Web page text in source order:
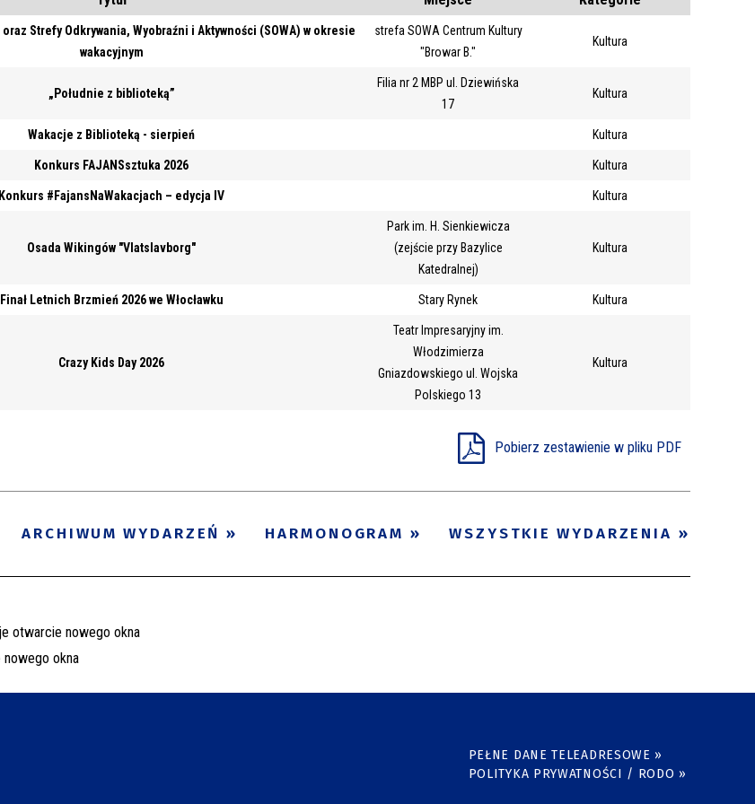
Trwające w
Miejsce
Organizator
Strefy Odkrywania, Wyobraźni i Aktywności (SOWA) w okresie
wakacyjnym
strefa SOWA Centrum Kultury
"Browar B."
Kultura
„Południe z biblioteką”
Filia nr 2 MBP ul. Dziewińska
17
Kultura
Wakacje z Biblioteką - sierpień Kultura
Konkurs FAJANSsztuka 2026 Kultura
Konkurs #FajansNaWakacjach – edycja IV Kultura
Osada Wikingów "Vlatslavborg"
Park im. H. Sienkiewicza
(zejście przy Bazylice
Katedralnej)
Kultura
Finał Letnich Brzmień 2026 we Włocławku Stary Rynek Kultura
Crazy Kids Day 2026
Teatr Impresaryjny im.
Włodzimierza
Gniazdowskiego ul. Wojska
Polskiego 13
Kultura
Pobierz zestawienie w pliku PDF
WSZYSTKIE WYDARZENIA
HARMONOGRAM
ARCHIWUM WYDARZEŃ
PEŁNE DANE TELEADRESOWE »
POLITYKA PRYWATNOŚCI / RODO »